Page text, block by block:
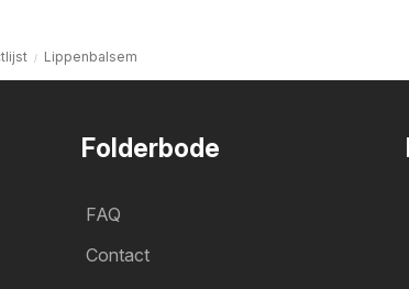
Lippenbalsem
Folderbode
FAQ
Contact